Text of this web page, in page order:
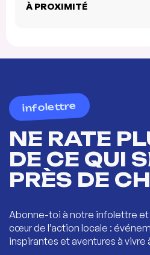
À PROXIMITÉ
infolettre
NE RATE
DE CE QUI
PRÈS DE
Abonne-toi à notre infolettre et
cœur de l’action locale :
inspirantes et aventures à vivre